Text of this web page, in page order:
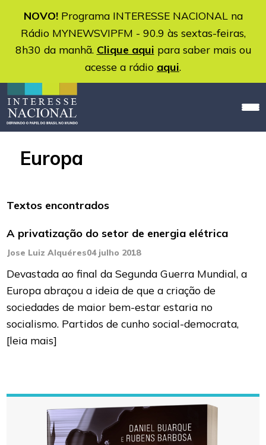
NOVO!Programa INTERESSE NACIONAL na
Rádio MYNEWSVIPFM - 90.9 às sextas-feiras,
8h30 da manhã. Clique aqui para saber mais ou
acesse a rádio aqui.
Europa
Textos encontrados
A privatização do setor de energia elétrica
Jose Luiz Alquéres04 julho 2018
Devastada ao final da Segunda Guerra Mundial, a
Europa abraçou a ideia de que a criação de
sociedades de maior bem-estar estaria no
socialismo. Partidos de cunho social-democrata,
[leia mais]